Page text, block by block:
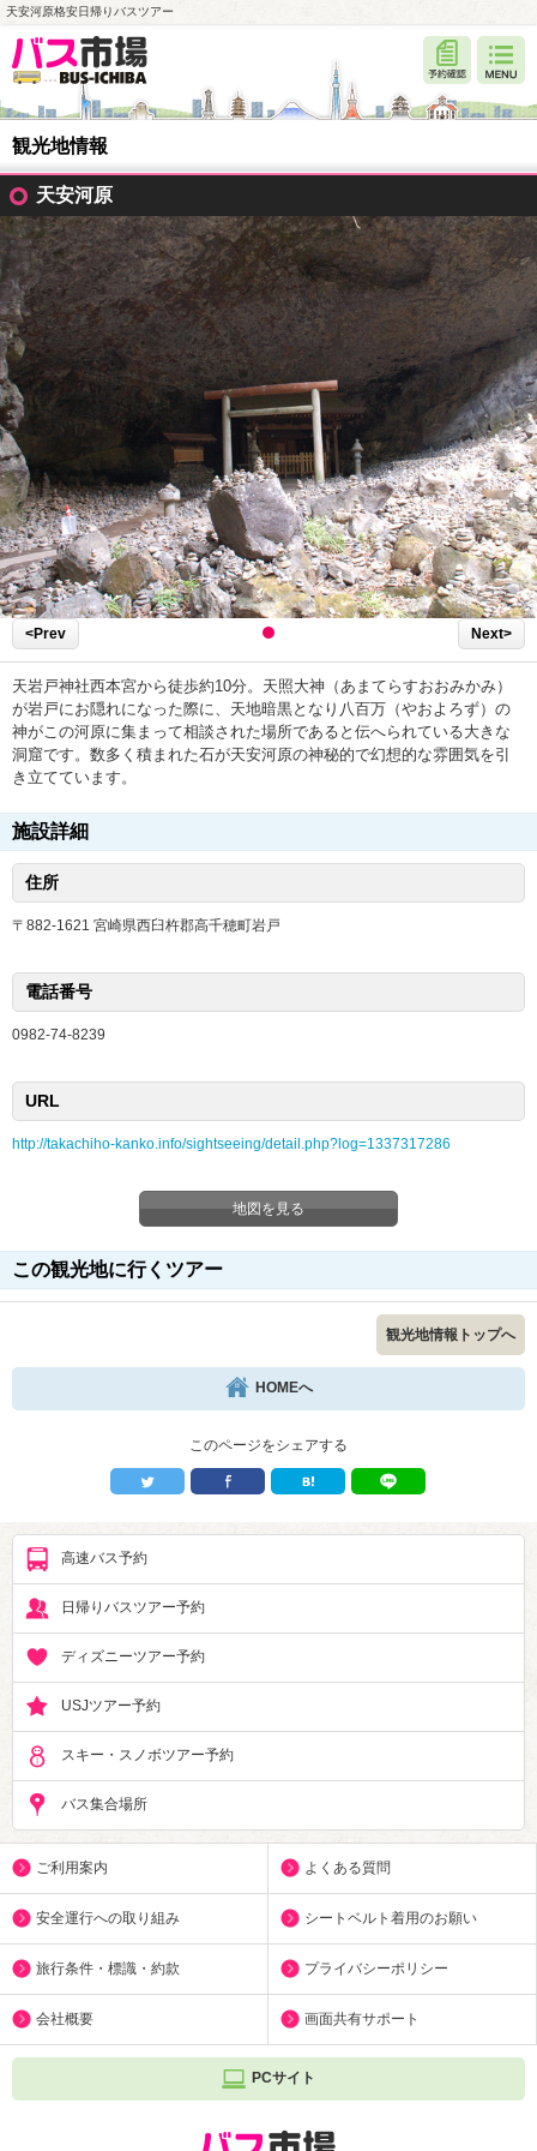
天安河原格安日帰りバスツアー
観光地情報
天安河原
<Prev Next>
天岩戸神社西本宮から徒歩約10分。天照大神（あまてらすおおみかみ）
が岩戸にお隠れになった際に、天地暗黒となり八百万（やおよろず）の
神がこの河原に集まって相談された場所であると伝へられている大きな
洞窟です。数多く積まれた石が天安河原の神秘的で幻想的な雰囲気を引
き立てています。
施設詳細
住所
〒882-1621 宮崎県西臼杵郡高千穂町岩戸
電話番号
0982-74-8239
URL
http://takachiho-kanko.info/sightseeing/detail.php?log=1337317286
地図を見る
この観光地に行くツアー
観光地情報トップへ
HOMEへ
このページをシェアする
高速バス予約
日帰りバスツアー予約
ディズニーツアー予約
USJツアー予約
スキー・スノボツアー予約
バス集合場所
ご利用案内 よくある質問
安全運行への取り組み シートベルト着用のお願い
旅行条件・標識・約款 プライバシーポリシー
会社概要 画面共有サポート
PCサイト